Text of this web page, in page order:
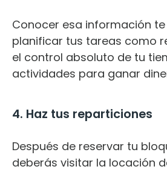
Conocer esa información
planificar tus tareas como
el control absoluto de tu
actividades para ganar
4. Haz tus reparticiones
Después de reservar tu
deberás visitar la locación